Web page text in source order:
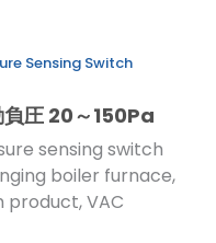
Sensing Switch
圧 20～150Pa
sensing switch
boiler furnace,
product, VAC